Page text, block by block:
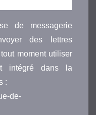
de messagerie
des lettres
moment utiliser
intégré dans la
:
de-